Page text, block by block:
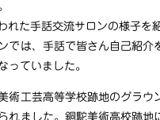
れた手話交流サロンの様子を
では、手話で皆さん自己紹介
っていました。
術工芸高等学校跡地のグラウ
れました。銅駝美術高校跡地